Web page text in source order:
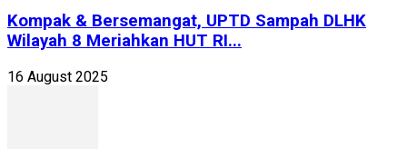
Kompak & Bersemangat, UPTD Sampah DLHK
Wilayah 8 Meriahkan HUT RI...
16 August 2025